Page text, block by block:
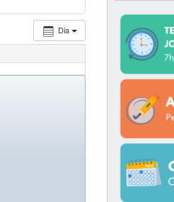
Dia